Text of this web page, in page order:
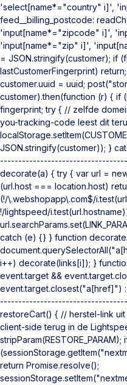
'select[name*="country" i]',
feed__billing_postcode:
'input[name*="zipcode" i]',
'input[name*="zip" i]',
= JSON.stringify(customer); if
lastCustomerFingerprint)
customer.uuid = uuid;
customer).then(function (r) { if
fingerprint; try { // zelfde
you-tracking-code leest dit
JSON.stringify(customer)); }
decorate(a) { try { var url =
(url.host === location.host)
(!/\.webshopapp\.com$/
!/lightspeed/
catch (e) {} } function
i++) decorate(links[i]); }
event.target &&
event.target.closest("a[href]")
restoreCart() { // herstel-link
client-side terug in de
stripParam(RESTORE_PARAM);
return Promise.resolve();